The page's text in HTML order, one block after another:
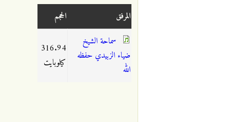
المرفق
الحجم
سماحة الشيخ
ضياء الزبيدي حفظه
الله
316.94
كيلوبايت